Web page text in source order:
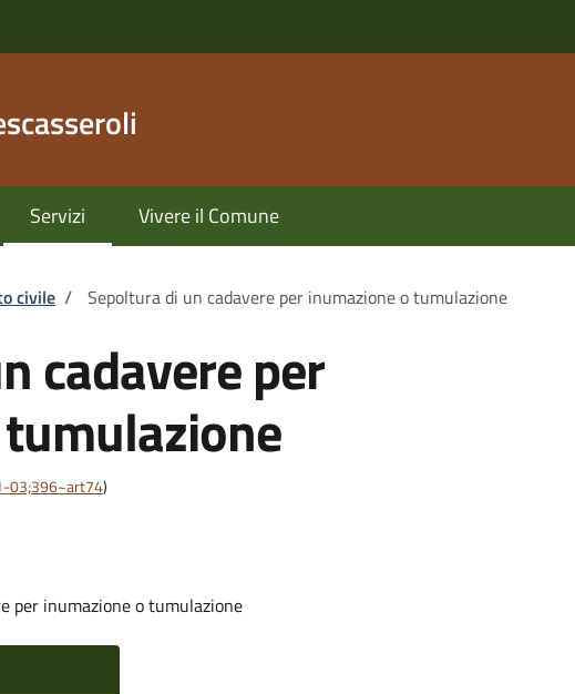
Servizi Vivere il Comune
civile / Sepoltura di un cadavere per inumazione o tumulazione
cadavere per
03;396~art74)
per inumazione o tumulazione